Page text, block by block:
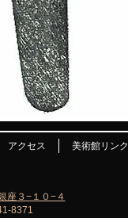
アクセス 美術館リンク
座３−１０−４
8371